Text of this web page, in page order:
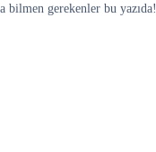
bilmen gerekenler bu yazıda!